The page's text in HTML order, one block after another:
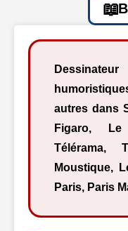
autres dans
Figaro, Le
Télérama,
Moustique,
Paris, Paris